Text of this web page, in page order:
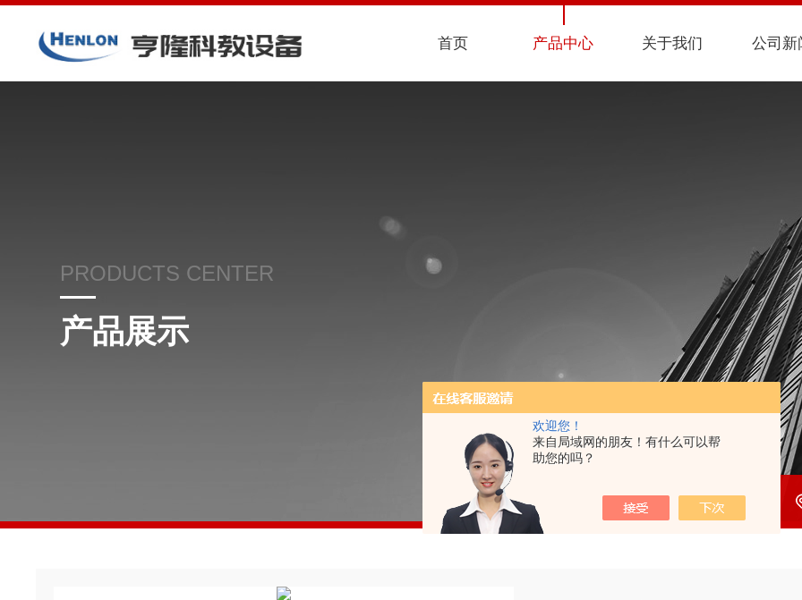
欢迎您！
来自局域网的朋友！有什么可以帮
助您的吗？
首页 产品中心 关于我们 公司新
PRODUCTS CENTER
产品展示